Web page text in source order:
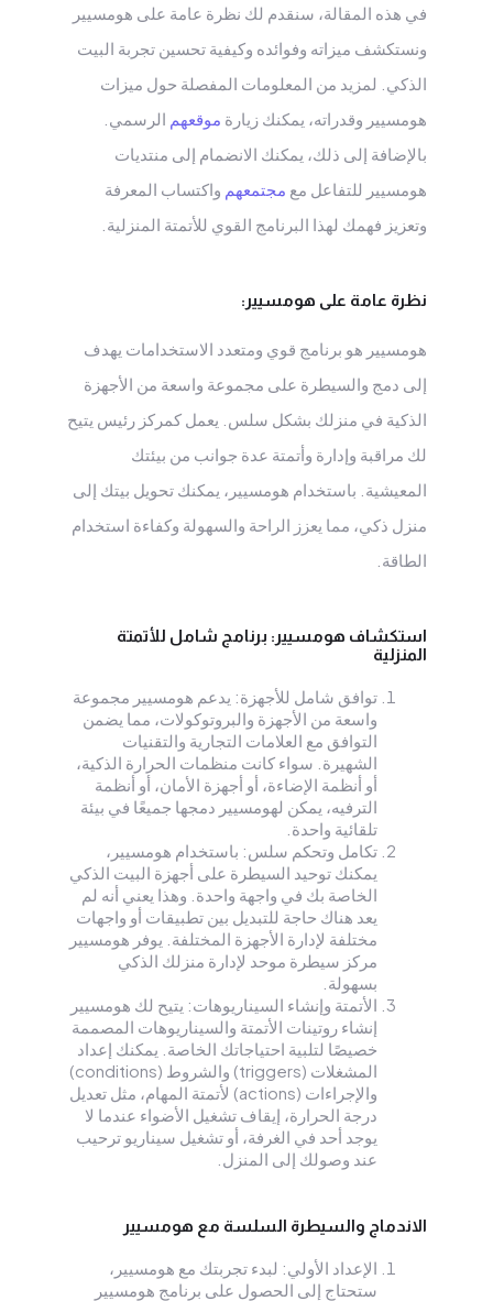
في هذه المقالة، سنقدم لك نظرة عامة على هومسيير
ونستكشف ميزاته وفوائده وكيفية تحسين تجربة البيت
الذكي. لمزيد من المعلومات المفصلة حول ميزات
هومسيير وقدراته، يمكنك زيارةموقعهم الرسمي.
بالإضافة إلى ذلك، يمكنك الانضمام إلى منتديات
هومسيير للتفاعل معمجتمعهمواكتساب المعرفة
وتعزيز فهمك لهذا البرنامج القوي للأتمتة المنزلية.
نظرة عامة على هومسيير:
هومسيير هو برنامج قوي ومتعدد الاستخدامات يهدف
إلى دمج والسيطرة على مجموعة واسعة من الأجهزة
الذكية في منزلك بشكل سلس. يعمل كمركز رئيس يتيح
لك مراقبة وإدارة وأتمتة عدة جوانب من بيئتك
المعيشية. باستخدام هومسيير، يمكنك تحويل بيتك إلى
منزل ذكي، مما يعزز الراحة والسهولة وكفاءة استخدام
استكشاف هومسيير: برنامج شامل للأتمتة
توافق شامل للأجهزة: يدعم هومسيير مجموعة
واسعة من الأجهزة والبروتوكولات، مما يضمن
التوافق مع العلامات التجارية والتقنيات
الشهيرة. سواء كانت منظمات الحرارة الذكية،
أو أنظمة الإضاءة، أو أجهزة الأمان، أو أنظمة
الترفيه، يمكن لهومسيير دمجها جميعًا في بيئة
تلقائية واحدة.
تكامل وتحكم سلس: باستخدام هومسيير،
يمكنك توحيد السيطرة على أجهزة البيت الذكي
الخاصة بك في واجهة واحدة. وهذا يعني أنه لم
يعد هناك حاجة للتبديل بين تطبيقات أو واجهات
مختلفة لإدارة الأجهزة المختلفة. يوفر هومسيير
مركز سيطرة موحد لإدارة منزلك الذكي
الأتمتة وإنشاء السيناريوهات: يتيح لك هومسيير
إنشاء روتينات الأتمتة والسيناريوهات المصممة
خصيصًا لتلبية احتياجاتك الخاصة. يمكنك إعداد
المشغلات (triggers) والشروط (conditions)
والإجراءات (actions) لأتمتة المهام، مثل تعديل
درجة الحرارة، إيقاف تشغيل الأضواء عندما لا
يوجد أحد في الغرفة، أو تشغيل سيناريو ترحيب
عند وصولك إلى المنزل.
الاندماج والسيطرة السلسة مع هومسيير
الإعداد الأولي: لبدء تجربتك مع هومسيير،
ستحتاج إلى الحصول على برنامج هومسيير